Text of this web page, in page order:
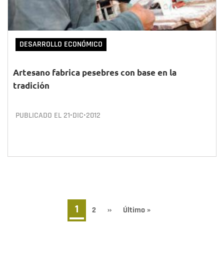
DESARROLLO ECONÓMICO
Artesano fabrica pesebres con base en la
tradición
PUBLICADO EL 21•DIC•2012
Página
actual
1 Page
2
Siguiente
››
Última
Último »